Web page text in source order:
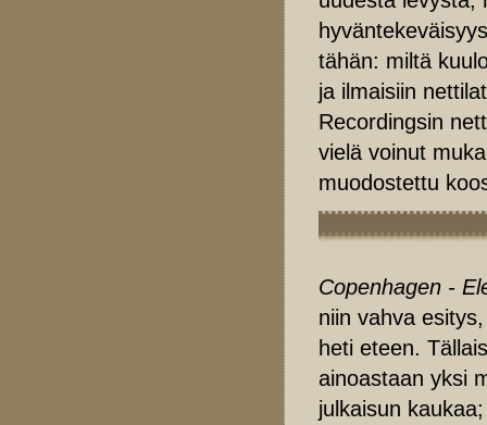
tähän: miltä
ja ilmaisiin
Recordingsin
vielä voinut
muodostettu
Copenhagen -
niin vahva
heti eteen.
ainoastaan yksi
julkaisun